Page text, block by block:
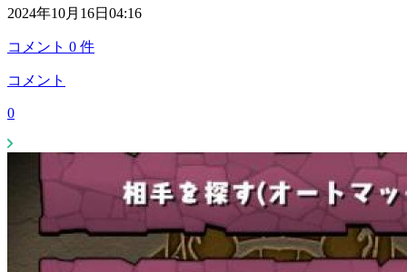
2024年10月16日04:16
コメント 0 件
コメント
0